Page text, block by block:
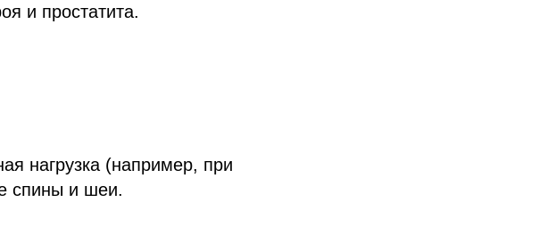
и простатита.
нагрузка (например, при
спины и шеи.